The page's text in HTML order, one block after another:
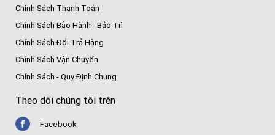
Chính Sách Thanh Toán
Chính Sách Bảo Hành - Bảo Trì
Chính Sách Đổi Trả Hàng
Chính Sách Vận Chuyển
Chính Sách - Quy Định Chung
Theo dõi chúng tôi trên
Facebook